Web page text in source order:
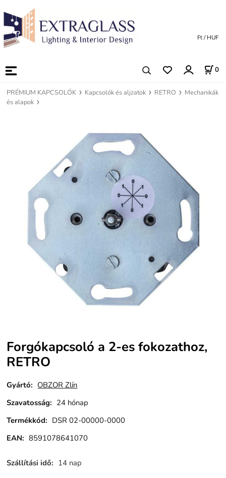
0
Ft / HUF
PRÉMIUM KAPCSOLÓK Kapcsolók és aljzatok RETRO
Mechanikák
és alapok
Forgókapcsoló a 2-es fokozathoz,
RETRO
Gyártó: OBZOR Zlín
Szavatosság: 24 hónap
Termékkód: DSR 02-00000-0000
EAN: 8591078641070
Szállítási idő: 14 nap